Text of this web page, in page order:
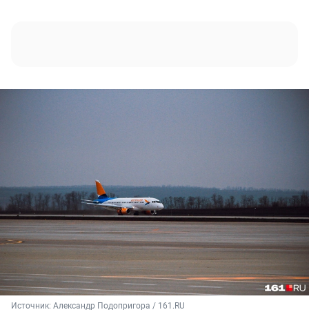
Источник: Александр Подопригора / 161.RU